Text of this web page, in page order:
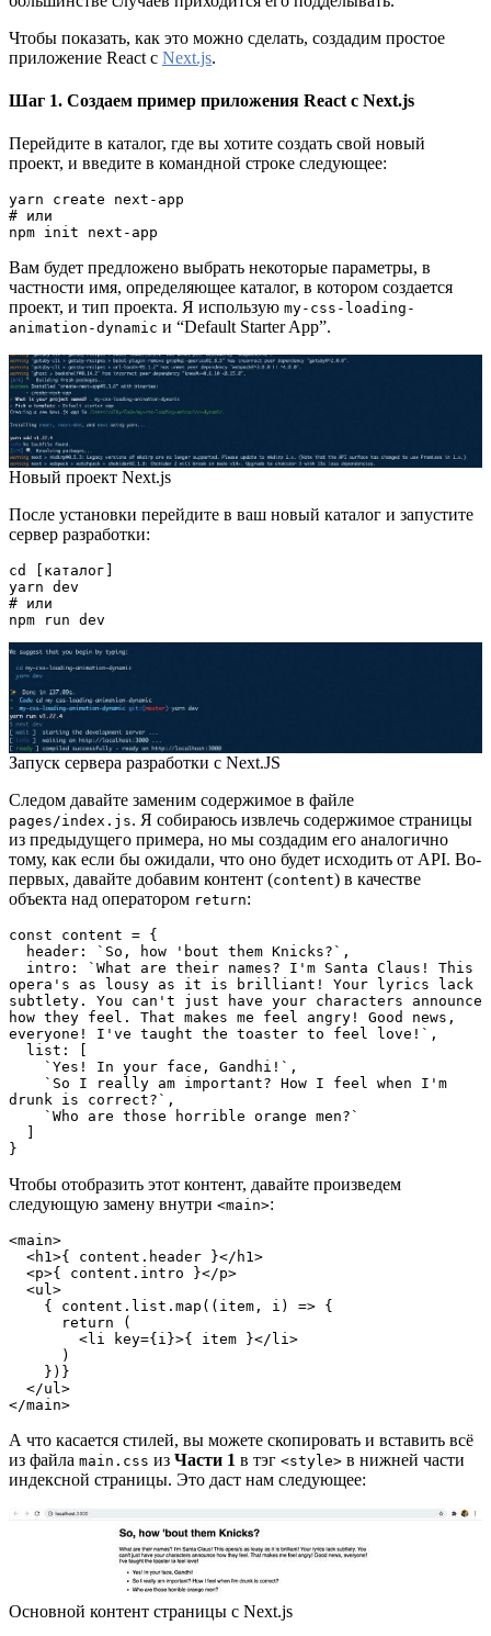
Чтобы показать, как это можно сделать, создадим простое
приложение React с Next.js.
Шаг 1. Создаем пример приложения React с Next.js
Перейдите в каталог, где вы хотите создать свой новый
проект, и введите в командной строке следующее:
yarn create next-app
# или
npm init next-app
Вам будет предложено выбрать некоторые параметры, в
частности имя, определяющее каталог, в котором создается
проект, и тип проекта. Я использую my-css-loading-
animation-dynamic и “Default Starter App”.
Новый проект Next.js
После установки перейдите в ваш новый каталог и запустите
сервер разработки:
cd [каталог]
yarn dev
# или
npm run dev
Запуск сервера разработки с Next.JS
Следом давайте заменим содержимое в файле
pages/index.js. Я собираюсь извлечь содержимое страницы
из предыдущего примера, но мы создадим его аналогично
тому, как если бы ожидали, что оно будет исходить от API. Во-
первых, давайте добавим контент (content) в качестве
объекта над оператором return:
const content = {
opera's as lousy as it is brilliant! Your lyrics lack
subtlety. You can't just have your characters announce
how they feel. That makes me feel angry! Good news,
everyone! I've taught the toaster to feel love!`,
drunk is correct?`,
}
Чтобы отобразить этот контент, давайте произведем
следующую замену внутри <main>:
<main>
</main>
А что касается стилей, вы можете скопировать и вставить всё
из файла main.css из Части 1 в тэг <style> в нижней части
индексной страницы. Это даст нам следующее:
Основной контент страницы с Next.js